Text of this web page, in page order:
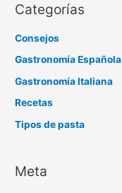
Categorías
Consejos
Gastronomía Española
Gastronomía Italiana
Recetas
Tipos de pasta
Meta